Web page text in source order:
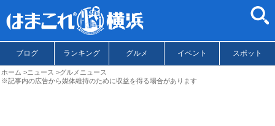
ブログ ランキング グルメ イベント スポット
ホーム ニュース
グルメニュース
※記事内の広告から媒体維持のために収益を得る場合があります